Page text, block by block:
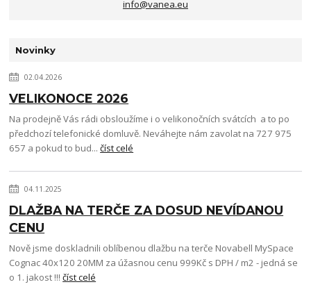
info@vanea.eu
Novinky
02.04.2026
VELIKONOCE 2026
Na prodejně Vás rádi obsloužíme i o velikonočních svátcích a to po
předchozí telefonické domluvě. Neváhejte nám zavolat na 727 975
657 a pokud to bud...číst celé
04.11.2025
DLAŽBA NA TERČE ZA DOSUD NEVÍDANOU
CENU
Nově jsme doskladnili oblíbenou dlažbu na terče Novabell MySpace
Cognac 40x120 20MM za úžasnou cenu 999Kč s DPH / m2 - jedná se
o 1. jakost !!!číst celé